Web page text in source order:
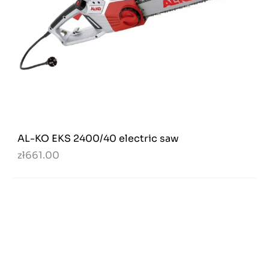
AL-KO EKS 2400/40 electric saw
zł661.00